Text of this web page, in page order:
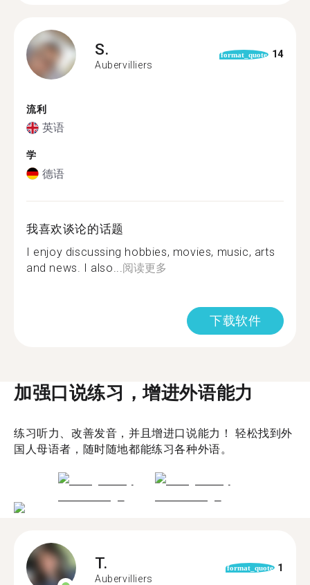
S.
Aubervilliers
format_quote 14
流利
英语
学
德语
我喜欢谈论的话题
I enjoy discussing hobbies, movies, music, arts
and news. I also... 阅读更多
下载软件
加强口说练习，增进外语能力
练习听力、改善发音，并且增进口说能力！ 轻松找到外
国人母语者，随时随地都能练习各种外语。
T.
Aubervilliers
format_quote 1